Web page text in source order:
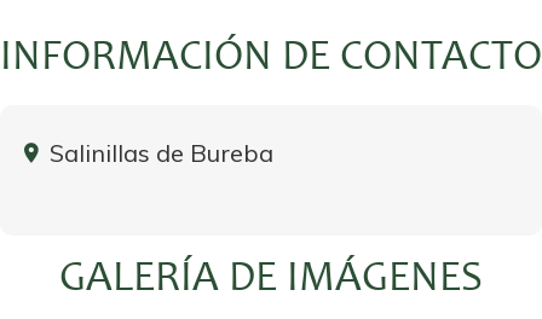
INFORMACIÓN DE CONTACTO
Salinillas de Bureba
GALERÍA DE IMÁGENES